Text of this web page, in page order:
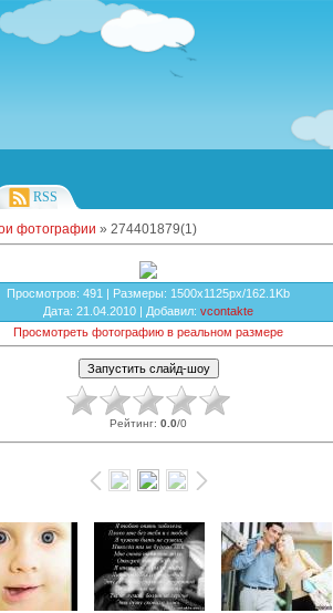
RSS
фотографии » 274401879(1)
Просмотров: 491 | Размеры: 1500x1125px/162.1Kb
Дата: 21.04.2010 | Добавил: vcontakte
Просмотреть фотографию в реальном размере
Рейтинг: 0.0/0